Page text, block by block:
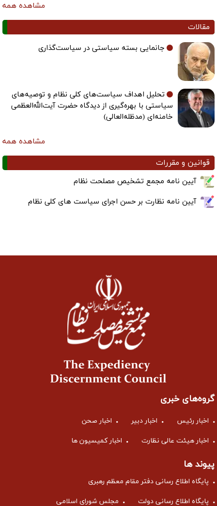
مشاهده همه
مقالات
جانمایی بسته سیاستی در سیاست‌گذاری
تحلیل اهداف سیاست‌های کلی نظام و توصیه‌های
سیاستی با بهره‌گیری از دیدگاه حضرت آیت‌الله‌العظمی
خامنه‌ای (مدظله‌العالی)
مشاهده همه
قوانین و مقررات
آیین نامه مجمع تشخیص مصلحت نظام
آیین نامه نظارت بر حسن اجرای سیاست های کلی نظام
گروه‌های خبری
اخبار رئیس اخبار دبیر اخبار صحن
اخبار هیئت عالی نظارت اخبار کمیسیون ها
پیوند ها
پایگاه اطلاع رسانی دفتر مقام معظم رهبری
پایگاه اطلاع رسانی دولت مجلس شورای اسلامی